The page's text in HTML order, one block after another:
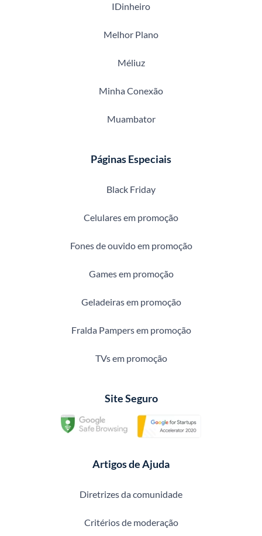
IDinheiro
Melhor Plano
Méliuz
Minha Conexão
Muambator
Páginas Especiais
Black Friday
Celulares em promoção
Fones de ouvido em promoção
Games em promoção
Geladeiras em promoção
Fralda Pampers em promoção
TVs em promoção
Site Seguro
Artigos de Ajuda
Diretrizes da comunidade
Critérios de moderação